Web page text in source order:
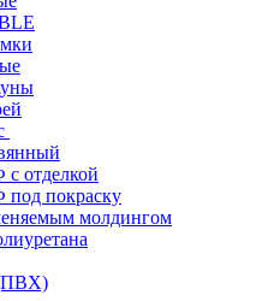
отделкой
покраску
молдингом